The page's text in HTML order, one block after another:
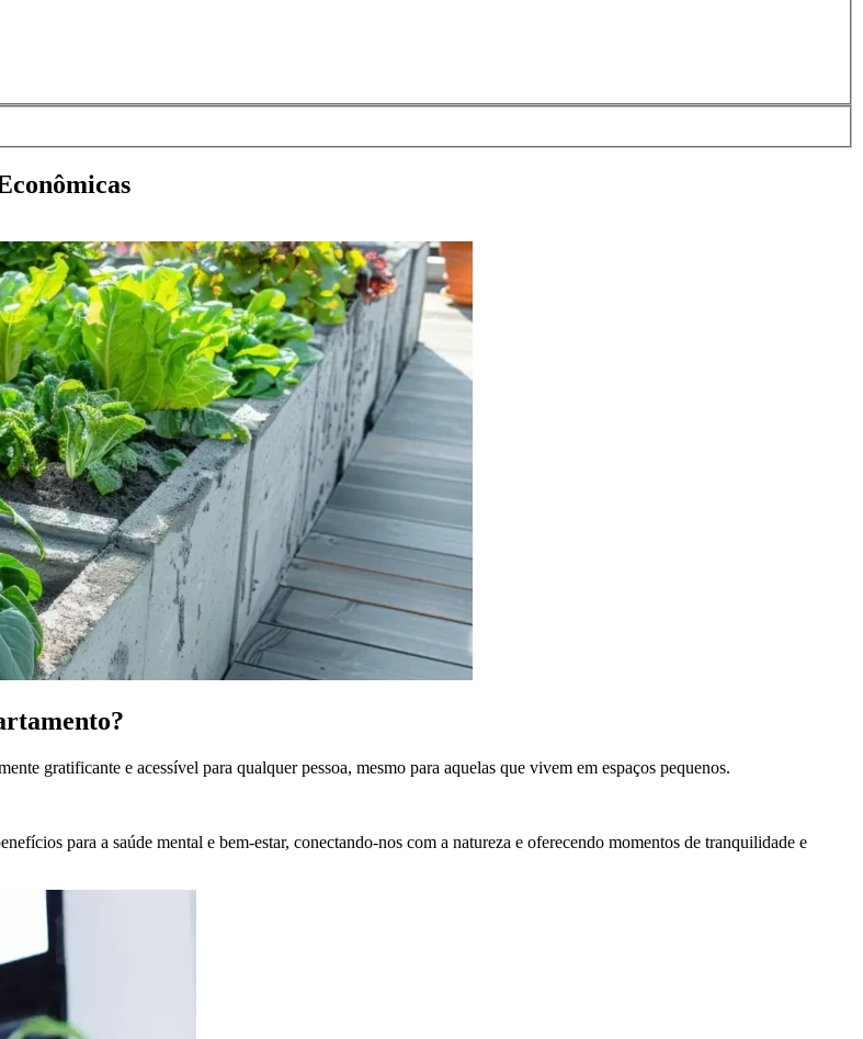
gratificante e acessível para qualquer pessoa, mesmo para aquelas que vivem em espaços pequenos.
para a saúde mental e bem-estar, conectando-nos com a natureza e oferecendo momentos de tranquilidade e